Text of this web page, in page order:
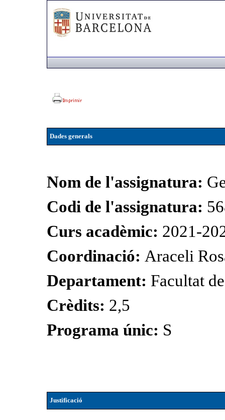
Dades generals
Nom de l'assignatura:
Codi de l'assignatura:
Curs acadèmic: 2021-
Coordinació: Araceli
Departament: Facultat
Crèdits: 2,5
Programa únic: S
Justificació